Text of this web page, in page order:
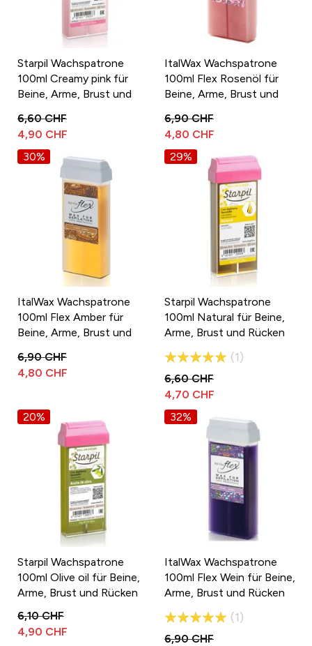
Starpil Wachspatrone
100ml Creamy pink für
Beine, Arme, Brust und
4,90 CHF
6,60 CHF
ItalWax Wachspatrone
100ml Flex Rosenöl für
Beine, Arme, Brust und
4,80 CHF
6,90 CHF
30%
ItalWax Wachspatrone
100ml Flex Amber für
Beine, Arme, Brust und
4,80 CHF
6,90 CHF
29%
Starpil Wachspatrone
100ml Natural für Beine,
Arme, Brust und Rücken
Bewertung:
100%
1
4,70 CHF
6,60 CHF
20%
Starpil Wachspatrone
100ml Olive oil für Beine,
Arme, Brust und Rücken
4,90 CHF
6,10 CHF
32%
ItalWax Wachspatrone
100ml Flex Wein für Beine,
Arme, Brust und Rücken
Bewertung:
100%
1
6,90 CHF